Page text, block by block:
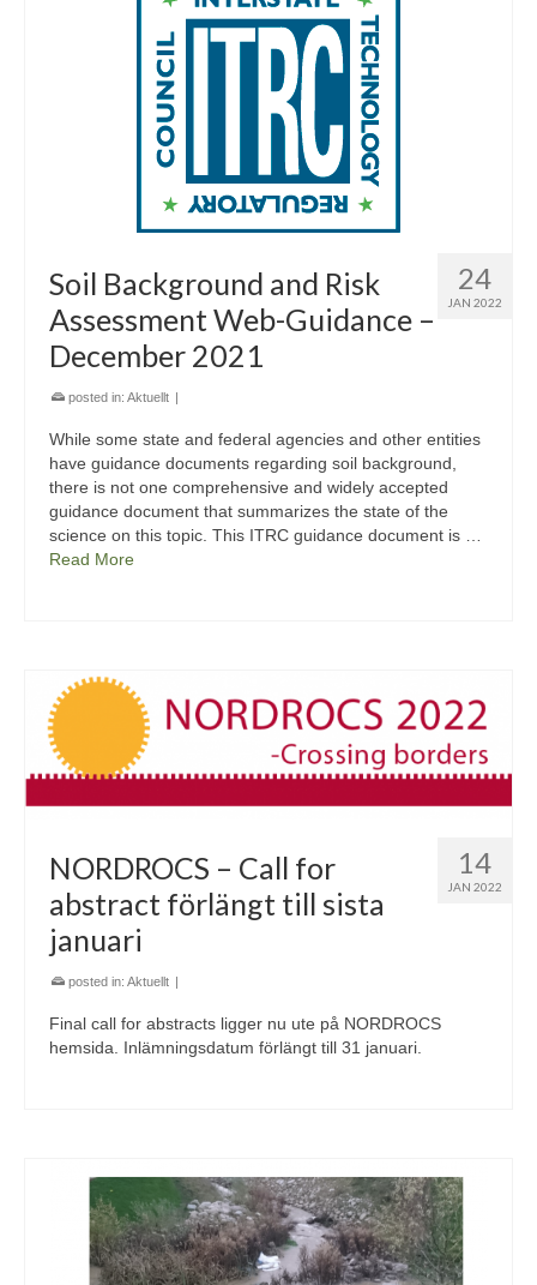
24
JAN 2022
Soil Background and Risk
Assessment Web-Guidance –
December 2021
posted in: Aktuellt
While some state and federal agencies and other entities
have guidance documents regarding soil background,
there is not one comprehensive and widely accepted
guidance document that summarizes the state of the
science on this topic. This ITRC guidance document is …
Read More
14
JAN 2022
NORDROCS – Call for
abstract förlängt till sista
januari
posted in: Aktuellt |
Final call for abstracts ligger nu ute på NORDROCS
hemsida. Inlämningsdatum förlängt till 31 januari.